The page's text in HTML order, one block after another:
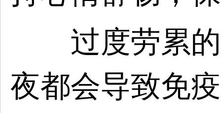
过度劳累的
夜都会导致免